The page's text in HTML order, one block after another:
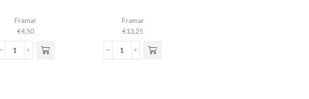
Framar
€4,50
Pin
Framar
€13,25
Power